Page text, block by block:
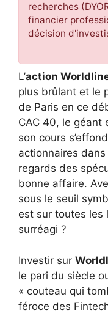
recherches
financier
décision
L’action
plus brûlant et le
de Paris en ce
CAC 40, le géant
son cours
actionnaires
regards des
bonne affaire.
sous le seuil
est sur toutes les
surréagi ?
Investir sur
le pari du siècle
« couteau qui
féroce des